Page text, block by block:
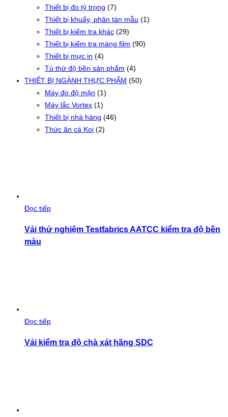
Thiết bị đo tỷ trọng (7)
Thiết bị khuấy, phân tán mẫu (1)
Thiết bị kiểm tra khác (29)
Thiết bị kiểm tra màng film (90)
Thiết bị mực in (4)
Tủ thử độ bền sản phẩm (4)
THIẾT BỊ NGÀNH THỰC PHẨM (50)
Máy đo độ mặn (1)
Máy lắc Vortex (1)
Thiết bị nhà hàng (46)
Thức ăn cá Koi (2)
Đọc tiếp
Vải thử nghiệm Testfabrics AATCC kiểm tra độ bền
màu
Đọc tiếp
Vải kiểm tra độ chà xát hãng SDC